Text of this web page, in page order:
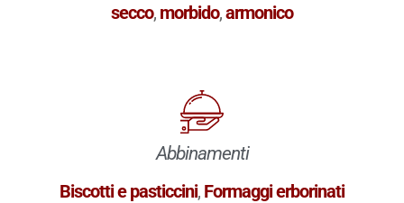
secco, morbido,armonico
Abbinamenti
Biscotti e pasticcini, Formaggi erborinati